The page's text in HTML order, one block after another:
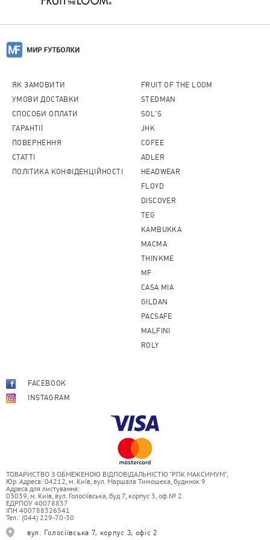
ЯК ЗАМОВИТИ
УМОВИ ДОСТАВКИ
СПОСОБИ ОПЛАТИ
ГАРАНТІЇ
ПОВЕРНЕННЯ
CТАТТІ
ПОЛІТИКА КОНФІДЕНЦІЙНОСТІ
FRUIT OF THE LOOM
STEDMAN
SOL'S
JHK
COFEE
ADLER
HEADWEAR
FLOYD
DISCOVER
TEG
KAMBUKKA
MACMA
THINKME
MF
CASA MIA
GILDAN
PACSAFE
MALFINI
ROLY
FACEBOOK
INSTAGRAM
ТОВАРИСТВО З ОБМЕЖЕНОЮ ВІДПОВІДАЛЬНІСТЮ “РПК МАКСИМУМ”,
Юр. Адреса: 04212, м. Київ, вул. Маршала Тимошека, будинок 9
Адреса для листування:
03039, м. Київ, вул. Голосіївська, буд 7, корпус 3, оф.№ 2.
ЕДРПОУ 40078837
ІПН 400788326541
Тел.: (044) 229-70-30
вул. Голосіївська 7, корпус 3, офіс 2